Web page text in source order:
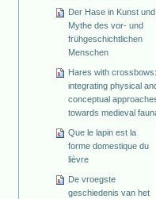
Der Hase in Kunst und
Mythe des vor- und
frühgeschichtlichen
Menschen
Hares with crossbows:
integrating physical
conceptual
towards medieval
Que le lapin est la
forme domestique du
lièvre
De vroegste
geschiedenis van het